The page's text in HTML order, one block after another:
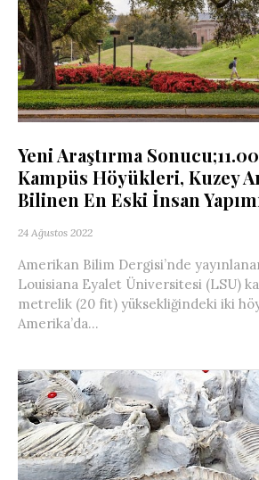
Yeni Araştırma
Kampüs Höyükleri, Kuzey
Bilinen En Eski İnsan
24 Ağustos 2022
Amerikan Bilim Dergisi’nde
Louisiana Eyalet Üniversitesi (LSU)
metrelik (20 fit) yüksekliğindeki iki
Amerika’da...